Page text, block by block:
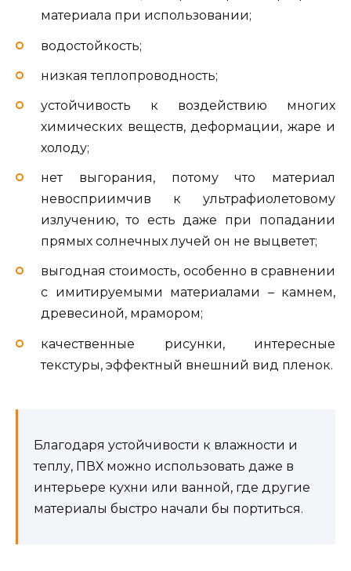
материала при использовании;
водостойкость;
низкая теплопроводность;
устойчивость к воздействию многих
химических веществ, деформации, жаре и
холоду;
нет выгорания, потому что материал
невосприимчив к ультрафиолетовому
излучению, то есть даже при попадании
прямых солнечных лучей он не выцветет;
выгодная стоимость, особенно в сравнении
с имитируемыми материалами – камнем,
древесиной, мрамором;
качественные рисунки, интересные
текстуры, эффектный внешний вид пленок.
Благодаря устойчивости к влажности и
теплу, ПВХ можно использовать даже в
интерьере кухни или ванной, где другие
материалы быстро начали бы портиться.